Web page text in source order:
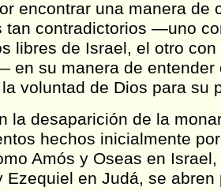
encontrar una manera de
tan contradictorios —uno
libres de Israel, el otro
en su manera de entender
voluntad de Dios para su
la desaparición de la
hechos inicialmente
Amós y Oseas en
Ezequiel en Judá, se abren